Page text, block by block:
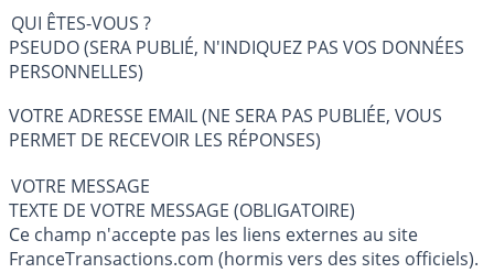
QUI ÊTES-VOUS ?
PSEUDO (SERA PUBLIÉ, N'INDIQUEZ PAS VOS DONNÉES
PERSONNELLES)
VOTRE ADRESSE EMAIL (NE SERA PAS PUBLIÉE, VOUS
PERMET DE RECEVOIR LES RÉPONSES)
VOTRE MESSAGE
TEXTE DE VOTRE MESSAGE (OBLIGATOIRE)
Ce champ n'accepte pas les liens externes au site
FranceTransactions.com (hormis vers des sites officiels).